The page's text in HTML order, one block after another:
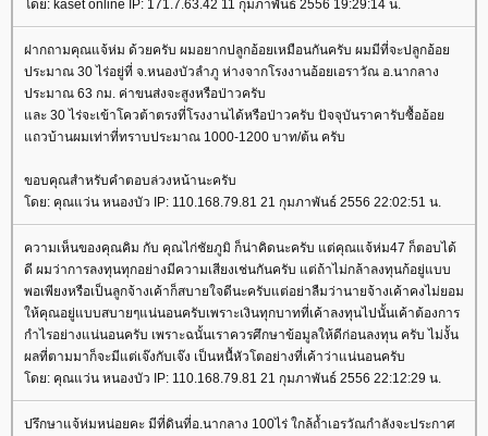
ดย: kaset online IP: 171.7.63.42 11 กุมภาพันธ์ 2556 19:29:14 น.
ฝากถามคุณแจ้ห่ม ด้วยครับ ผมอยากปลูกอ้อยเหมือนกันครับ ผมมีที่จะปลูกอ้อ
ประมาณ 30 ไร่อยู่ที่ จ.หนองบัวลำภู ห่างจากโรงงานอ้อยเอราวัณ อ.นากลาง
ประมาณ 63 กม. ค่าขนส่งจะสูงหรือป่าวครับ
ละ 30 ไร่จะเข้าโควต้าตรงที่โรงงานได้หรือป่าวครับ ปัจจุบันราคารับซื้ออ้อ
ถวบ้านผมเท่าที่ทราบประมาณ 1000-1200 บาท/ต้น ครับ
ขอบคุณสำหรับคำตอบล่วงหน้านะครับ
ดย: คุณแว่น หนองบัว IP: 110.168.79.81 21 กุมภาพันธ์ 2556 22:02:51 น.
ความเห็นของคุณคิม กับ คุณไก่ชัยภูมิ ก็น่าคิดนะครับ แต่คุณแจ้ห่ม47 ก็ตอบได้
ดี ผมว่าการลงทุนทุกอย่างมีความเสียงเช่นกันครับ แต่ถ้าไม่กล้าลงทุนก้อยู่แบบ
พอเพียงหรือเป็นลูกจ้างเค้าก็สบายใจดีนะครับแต่อย่าลืมว่านายจ้างเค้าคงไม่ยอม
ห้คุณอยู่แบบสบายๆแน่นอนครับเพราะเงินทุกบาทที่เค้าลงทุนไปนั้นเค้าต้องการ
กำไรอย่างแน่นอนครับ เพราะฉนั้นเราควรศึกษาข้อมูลให้ดีก่อนลงทุน ครับ ไม่งั้น
ผลที่ตามมาก็จะมีแต่เจ๊งกับเจ๊ง เป็นหนื้หัวโตอย่างที่เค้าว่าแน่นอนครับ
ดย: คุณแว่น หนองบัว IP: 110.168.79.81 21 กุมภาพันธ์ 2556 22:12:29 น.
ปรึกษาแจ้ห่มหน่อยคะ มีที่ดินที่อ.นากลาง 100ไร่ ใกล้ถ้ำเอรวัณกำลังจะประกาศ